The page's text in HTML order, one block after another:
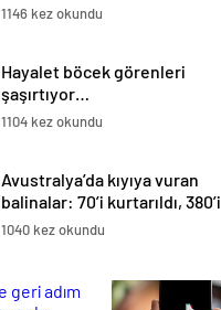
1146 kez okundu
Hayalet böcek görenleri
şaşırtıyor…
1104 kez okundu
Avustralya’da kıyıya vuran
balinalar: 70’i kurtarıldı, 380’i
öldü
1040 kez okundu